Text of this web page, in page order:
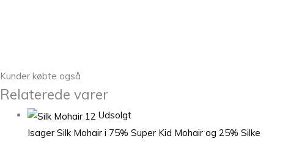
Kunder købte også
Relaterede varer
Udsolgt
Isager Silk Mohair i 75% Super Kid Mohair og 25% Silke